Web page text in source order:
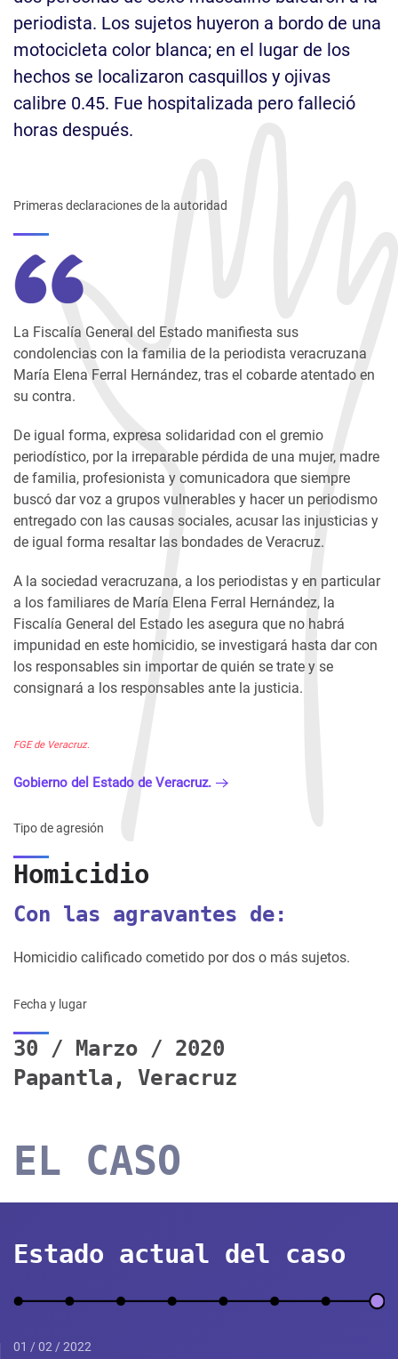
periodista. Los sujetos huyeron a bordo de una
motocicleta color blanca; en el lugar de los
hechos se localizaron casquillos y ojivas
calibre 0.45. Fue hospitalizada pero falleció
horas después.
Primeras declaraciones de la autoridad
La Fiscalía General del Estado manifiesta sus
condolencias con la familia de la periodista veracruzana
María Elena Ferral Hernández, tras el cobarde atentado en
su contra.
De igual forma, expresa solidaridad con el gremio
periodístico, por la irreparable pérdida de una mujer, madre
de familia, profesionista y comunicadora que siempre
buscó dar voz a grupos vulnerables y hacer un periodismo
entregado con las causas sociales, acusar las injusticias y
de igual forma resaltar las bondades de Veracruz.
A la sociedad veracruzana, a los periodistas y en particular
a los familiares de María Elena Ferral Hernández, la
Fiscalía General del Estado les asegura que no habrá
impunidad en este homicidio, se investigará hasta dar con
los responsables sin importar de quién se trate y se
consignará a los responsables ante la justicia.
FGE de Veracruz.
Gobierno del Estado de Veracruz.
Tipo de agresión
Homicidio
Con las agravantes de:
Homicidio calificado cometido por dos o más sujetos.
Fecha y lugar
30 / Marzo / 2020
Papantla, Veracruz
EL CASO
Estado actual del caso
01 / 02 / 2022